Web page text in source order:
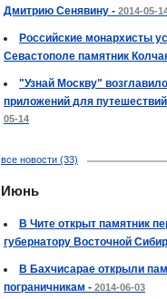
Дмитрию Сенявину - 2014-05-
Российские монархисты
Севастополе памятник
"Узнай Москву"
приложений для
05-14
все новости (33)
Июнь
В Чите открыт памятник
губернатору Восточной
В Бахчисарае открыли
пограничникам - 2014-06-03